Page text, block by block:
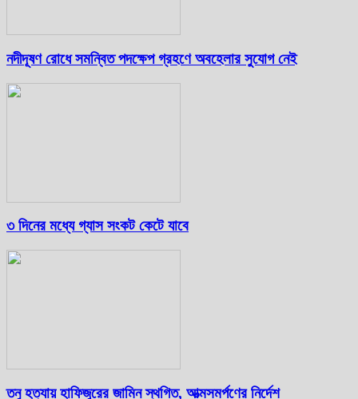
নদীদূষণ রোধে সমন্বিত পদক্ষেপ গ্রহণে অবহেলার সুযোগ নেই
৩ দিনের মধ্যে গ্যাস সংকট কেটে যাবে
তনু হত্যায় হাফিজুরের জামিন স্থগিত, আত্মসমর্পণের নির্দেশ